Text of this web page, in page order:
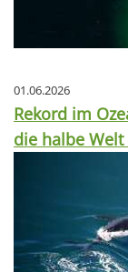
01.06.2026
Rekord im
die halbe